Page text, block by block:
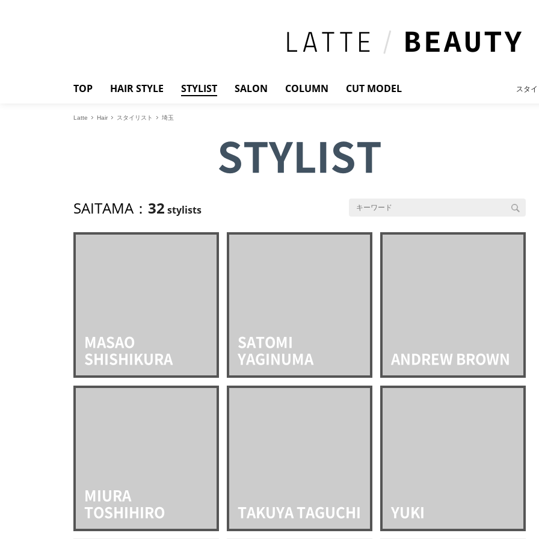
TOP HAIR STYLE STYLIST SALON COLUMN CUT MODEL スタ
Latte Hair スタイリスト 埼玉
STYLIST
SAITAMA： 32 stylists
MASAO
SHISHIKURA
SATOMI
YAGINUMA ANDREW BROWN
MIURA
TOSHIHIRO TAKUYA TAGUCHI YUKI